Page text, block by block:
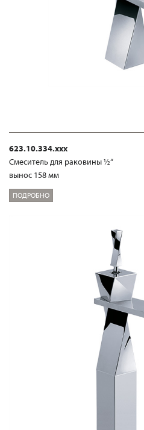
623.10.334.xxx
Смеситель для раковины ½“
вынос 158 мм
ПОДРОБНО